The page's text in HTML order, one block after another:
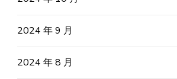
2024 年 9 月
2024 年 8 月